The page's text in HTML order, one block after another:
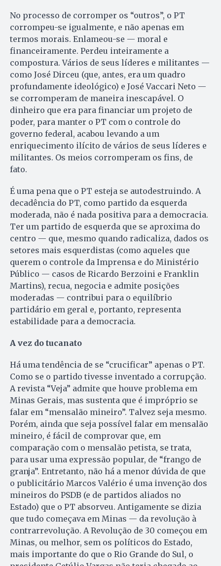
No processo de corromper os “outros”, o PT
corrompeu-se igualmente, e não apenas em
termos morais. Enlameou-se — moral e
financeiramente. Perdeu inteiramente a
compostura. Vários de seus líderes e militantes —
como José Dirceu (que, antes, era um quadro
profundamente ideológico) e José Vaccari Neto —
se corromperam de maneira inescapável. O
dinheiro que era para financiar um projeto de
poder, para manter o PT com o controle do
governo federal, acabou levando a um
enriquecimento ilícito de vários de seus líderes e
militantes. Os meios corromperam os fins, de
fato.
É uma pena que o PT esteja se autodestruindo. A
decadência do PT, como partido da esquerda
moderada, não é nada positiva para a democracia.
Ter um partido de esquerda que se aproxima do
centro — que, mesmo quando radicaliza, dados os
setores mais esquerdistas (como aqueles que
querem o controle da Imprensa e do Ministério
Público — casos de Ricardo Berzoini e Franklin
Martins), recua, negocia e admite posições
moderadas — contribui para o equilíbrio
partidário em geral e, portanto, representa
estabilidade para a democracia.
A vez do tucanato
Há uma tendência de se “crucificar” apenas o PT.
Como se o partido tivesse inventado a corrupção.
A revista “Veja” admite que houve problema em
Minas Gerais, mas sustenta que é impróprio se
falar em “mensalão mineiro”. Talvez seja mesmo.
Porém, ainda que seja possível falar em mensalão
mineiro, é fácil de comprovar que, em
comparação com o mensalão petista, se trata,
para usar uma expressão popular, de “frango de
granja”. Entretanto, não há a menor dúvida de que
o publicitário Marcos Valério é uma invenção dos
mineiros do PSDB (e de partidos aliados no
Estado) que o PT absorveu. Antigamente se dizia
que tudo começava em Minas — da revolução à
contrarrevolução. A Revolução de 30 começou em
Minas, ou melhor, sem os políticos do Estado,
mais importante do que o Rio Grande do Sul, o